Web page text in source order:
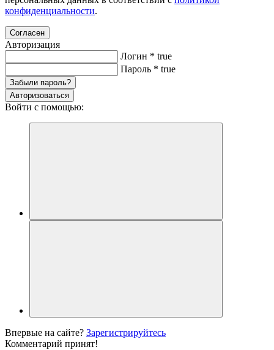
конфиденциальности.
Согласен
Авторизация
Логин * true
Пароль * true
Забыли пароль?
Авторизоваться
Войти с помощью:
Впервые на сайте? Зарегистрируйтесь
Комментарий принят!